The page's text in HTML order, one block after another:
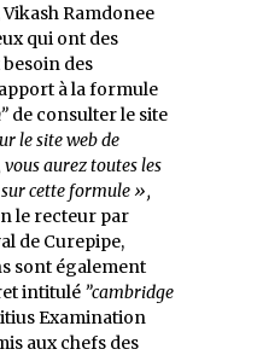
Ramdonee
qui ont des
des
à la formule
de consulter le site
le site web de
aurez toutes les
cette formule »,
le recteur par
de Curepipe,
sont également
intitulé ”cambridge
Examination
aux chefs des